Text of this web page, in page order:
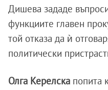
Дишева зададе
функциите главен
той отказа да ѝ
политически
Олга Керелска попита